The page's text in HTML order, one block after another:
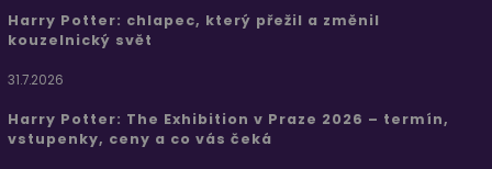
Harry Potter: chlapec, který přežil a změnil
kouzelnický svět
31.7.2026
Harry Potter: The Exhibition v Praze 2026 – termín,
vstupenky, ceny a co vás čeká